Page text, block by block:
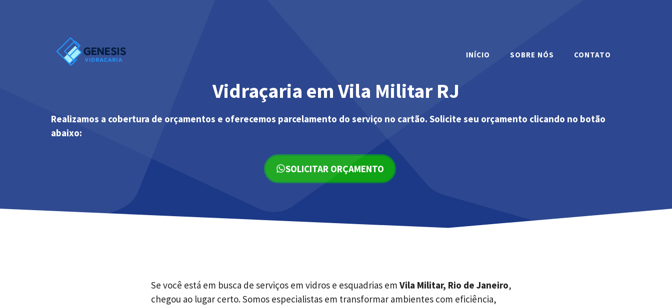
INÍCIO SOBRE NÓS CONTATO
Vidraçaria em Vila Militar RJ
Realizamos a cobertura de orçamentos e oferecemos parcelamento do serviço no cartão. Solicite seu orçamento clicando no botão
abaixo:
SOLICITAR ORÇAMENTO
Se você está em busca de serviços em vidros e esquadrias em Vila Militar, Rio de Janeiro,
chegou ao lugar certo. Somos especialistas em transformar ambientes com eficiência,